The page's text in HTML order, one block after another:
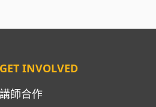
GET INVOLVED
講師合作